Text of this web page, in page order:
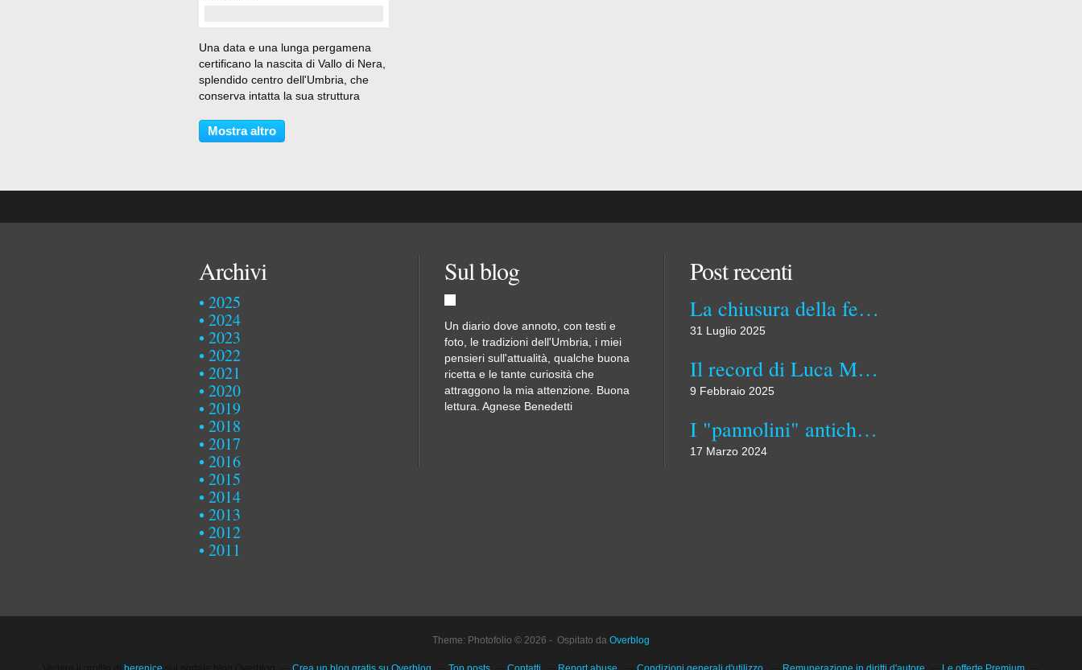
Una data e una lunga pergamena
certificano la nascita di Vallo di Nera,
splendido centro dell'Umbria, che
conserva intatta la sua struttura
trascorsi 800 anni da quando il
Podestà di Spoleto, Jacopo di
Mostra altro
Archivi
2025
2024
2023
2022
2021
2020
2019
2018
2017
2016
2015
2014
2013
2012
2011
Sul blog
Un diario dove annoto, con testi e
foto, le tradizioni dell'Umbria, i miei
pensieri sull'attualità, qualche buona
ricetta e le tante curiosità che
attraggono la mia attenzione. Buona
lettura. Agnese Benedetti
Post recenti
La chiusura della ferrovia Spoleto-Norcia. Il 31 luglio 1968 e il contributo dei Comuni
31 Luglio 2025
Il record di Luca Marino: visitare tutti i 92 comuni dell'Umbria
9 Febbraio 2025
I "pannolini" antichi assorbenti di stoffa
17 Marzo 2024
Theme: Photofolio © 2026 - Ospitato da Overblog